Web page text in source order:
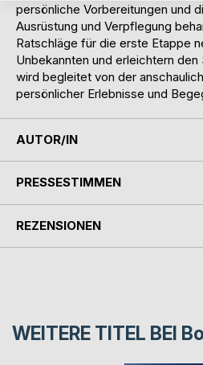
persönliche Vorbereitungen und
Ausrüstung und Verpflegung
Ratschläge für die erste Etappe
Unbekannten und erleichtern
wird begleitet von der
persönlicher Erlebnisse und
AUTOR/IN
PRESSESTIMMEN
REZENSIONEN
WEITERE TITEL BEI